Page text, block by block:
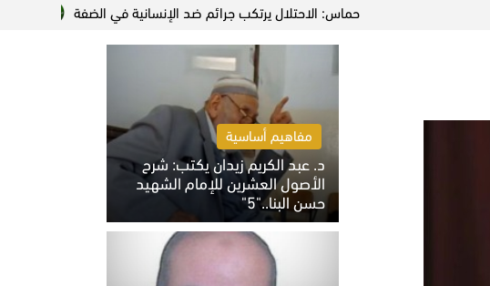
حماس: الاحتلال يرتكب جرائم ضد الإنسانية في الضفة
قافلة
مفاهيم أساسية
د. عبد الكريم زيدان يكتب: شرح
الأصول العشرين للإمام الشهيد
حسن البنا.."5"
السبت 8 أغسطس 2026 10:46 ص